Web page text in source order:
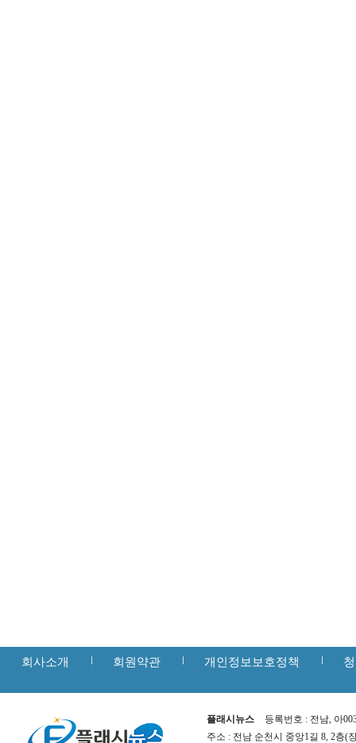
회사소개 회원약관 개인정보보호정책
플래시뉴스
등록번호 : 전남, 아
주소 : 전남 순천시 중앙1길 8, 2층(